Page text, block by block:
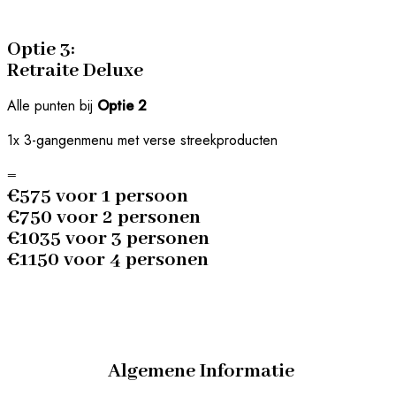
Optie 3:
Retraite Deluxe
Alle punten bij Optie 2
1x 3-gangenmenu met verse streekproducten
=
€575 voor 1 persoon
€750 voor 2 personen
€1035 voor 3 personen
€1150 voor 4 personen
Algemene Informatie